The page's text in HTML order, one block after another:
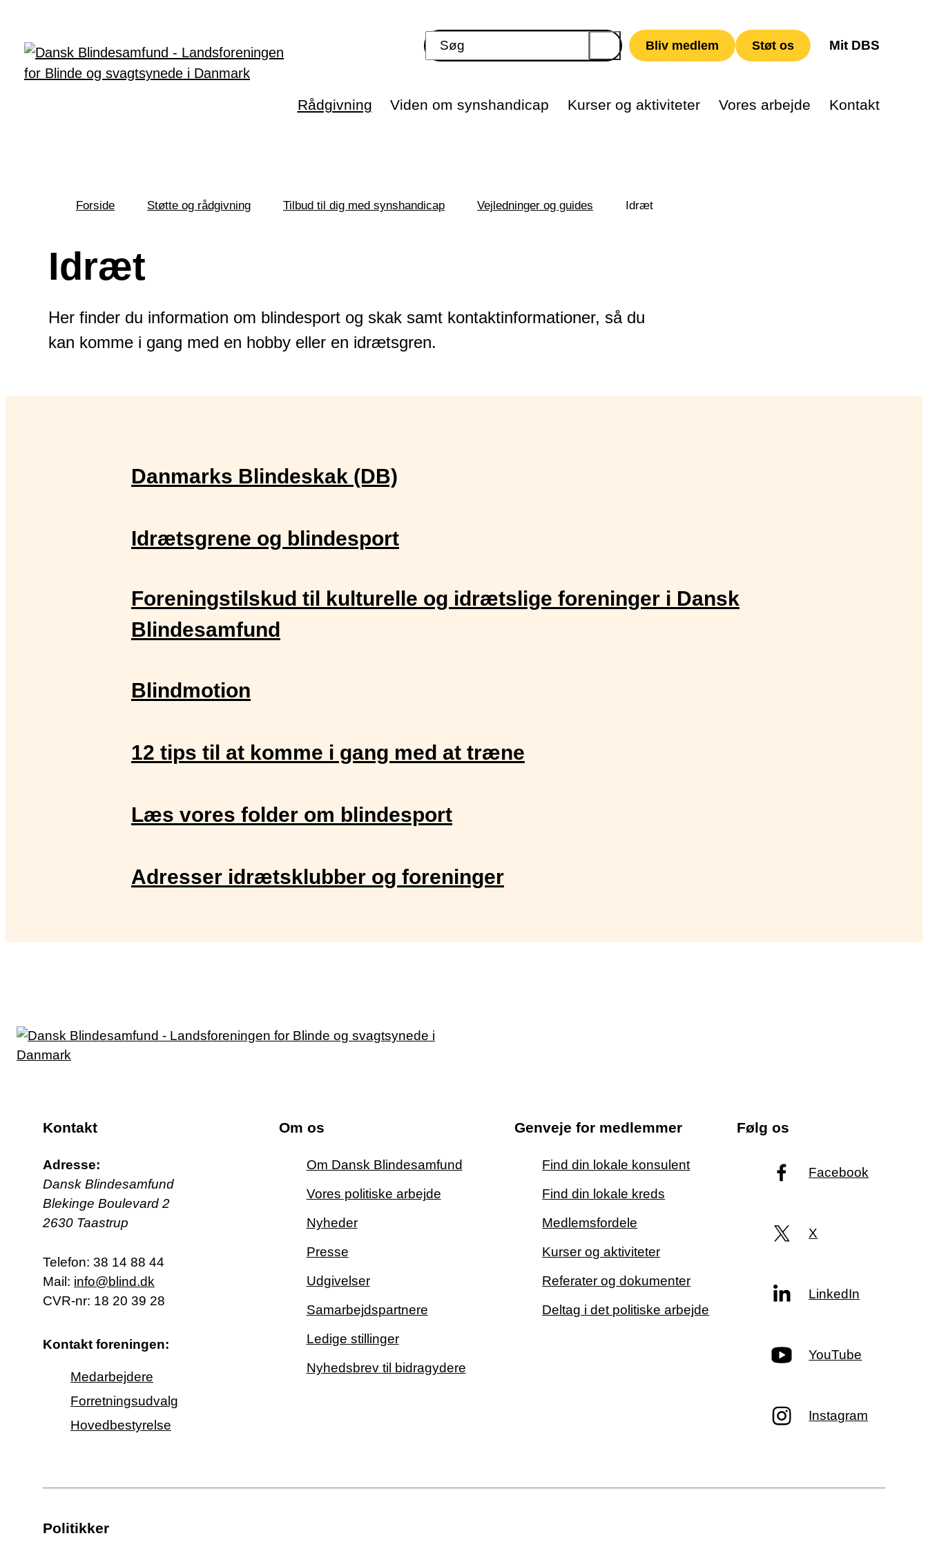
Bliv medlem Støt os Mit DBS
Rådgivning Viden om synshandicap Kurser og aktiviteter Vores arbejde Kontakt
her:
Forside Støtte og rådgivning Tilbud til dig med synshandicap Vejledninger og guides Idræt
Idræt
Her finder du information om blindesport og skak samt kontaktinformationer, så du
kan komme i gang med en hobby eller en idrætsgren.
Danmarks Blindeskak (DB)
Idrætsgrene og blindesport
Foreningstilskud til kulturelle og idrætslige foreninger i Dansk
Blindesamfund
Blindmotion
12 tips til at komme i gang med at træne
Læs vores folder om blindesport
Adresser idrætsklubber og foreninger
Kontakt
Adresse:
Dansk Blindesamfund
Blekinge Boulevard 2
2630 Taastrup
Telefon: 38 14 88 44
Mail: info@blind.dk
CVR-nr: 18 20 39 28
Kontakt foreningen:
Medarbejdere
Forretningsudvalg
Hovedbestyrelse
Om os
Om Dansk Blindesamfund
Vores politiske arbejde
Nyheder
Presse
Udgivelser
Samarbejdspartnere
Ledige stillinger
Nyhedsbrev til bidragydere
Genveje for medlemmer
Find din lokale konsulent
Find din lokale kreds
Medlemsfordele
Kurser og aktiviteter
Referater og dokumenter
Deltag i det politiske arbejde
Følg os
Facebook
X
LinkedIn
YouTube
Instagram
Politikker